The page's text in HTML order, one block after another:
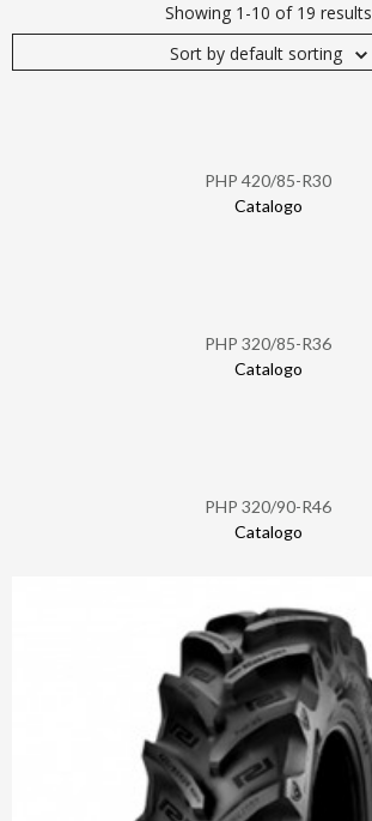
Showing 1-10 of 19 results
Sort by default sorting
PHP 420/85-R30
Catalogo
PHP 320/85-R36
Catalogo
PHP 320/90-R46
Catalogo